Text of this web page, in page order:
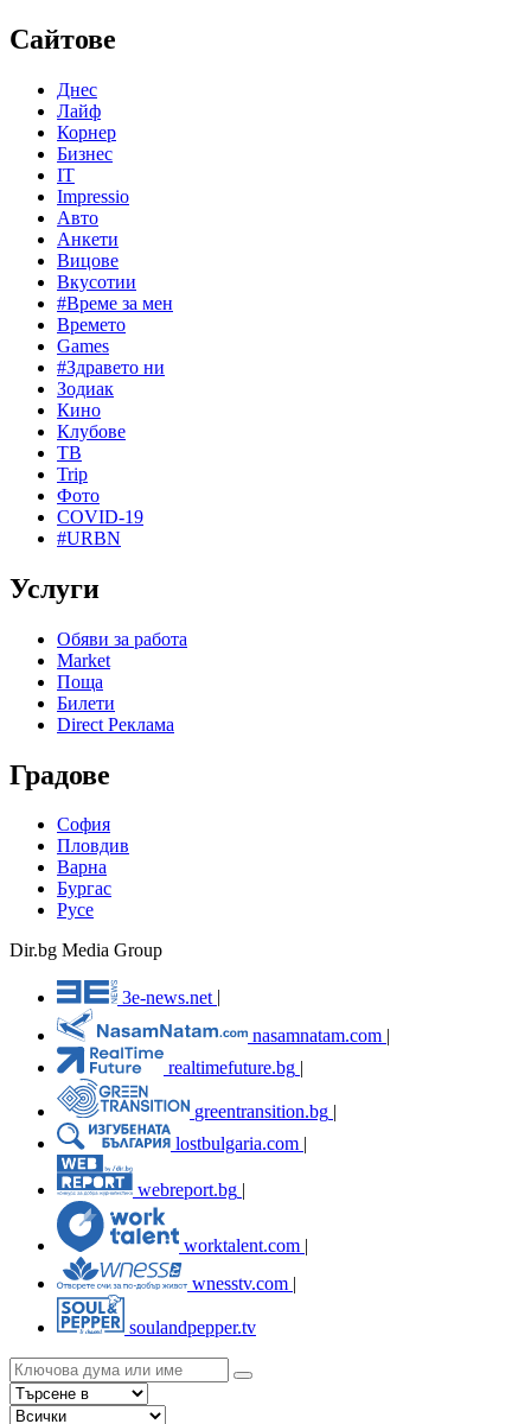
Сайтове
Днес
Лайф
Корнер
Бизнес
IT
Impressio
Авто
Анкети
Вицове
Вкусотии
#Време за мен
Времето
Games
#Здравето ни
Зодиак
Кино
Клубове
ТВ
Trip
Фото
COVID-19
#URBN
Услуги
Обяви за работа
Market
Поща
Билети
Direct Реклама
Градове
София
Пловдив
Варна
Бургас
Русе
Dir.bg Media Group
3e-news.net
nasamnatam.com |
realtimefuture.bg |
greentransition.bg |
lostbulgaria.com |
webreport.bg
worktalent.com |
wnesstv.com |
soulandpepper.tv